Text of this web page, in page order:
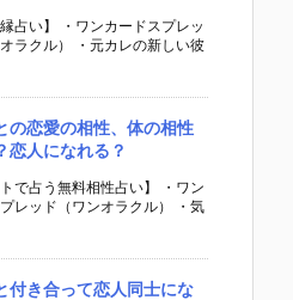
縁占い】 ・ワンカードスプレッ
ラクル） ・元カレの新しい彼
の恋愛の相性、体の相性
恋人になれる？
トで占う無料相性占い】 ・ワン
レッド（ワンオラクル） ・気
付き合って恋人同士にな